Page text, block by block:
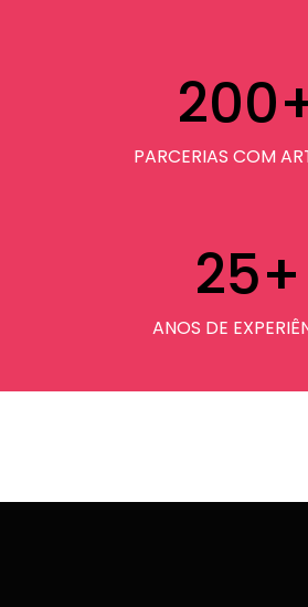
200
PARCERIAS COM
25+
ANOS DE